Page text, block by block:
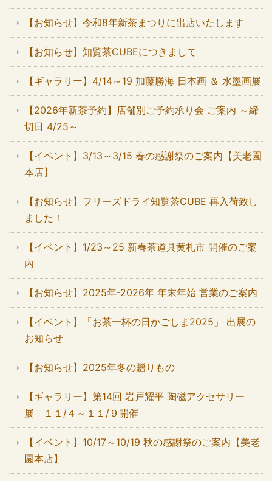
【お知らせ】令和8年新茶まつりに出店いたします
【お知らせ】知覧茶CUBEにつきまして
【ギャラリー】4/14～19 加藤勝海 日本画 ＆ 水墨画展
【2026年新茶予約】店舗別ご予約承り会 ご案内 ～締
切日 4/25～
【イベント】3/13～3/15 春の感謝祭のご案内【美老園
本店】
【お知らせ】フリーズドライ知覧茶CUBE 再入荷致し
ました！
【イベント】1/23～25 新春茶道具黄札市 開催のご案
内
【お知らせ】2025年-2026年 年末年始 営業のご案内
【イベント】「お茶一杯の日かごしま2025」 出展の
お知らせ
【お知らせ】2025年冬の贈りもの
【ギャラリー】第14回 岩戸耀平 陶磁アクセサリー
展 １１/４～１１/９開催
【イベント】10/17～10/19 秋の感謝祭のご案内【美老
園本店】